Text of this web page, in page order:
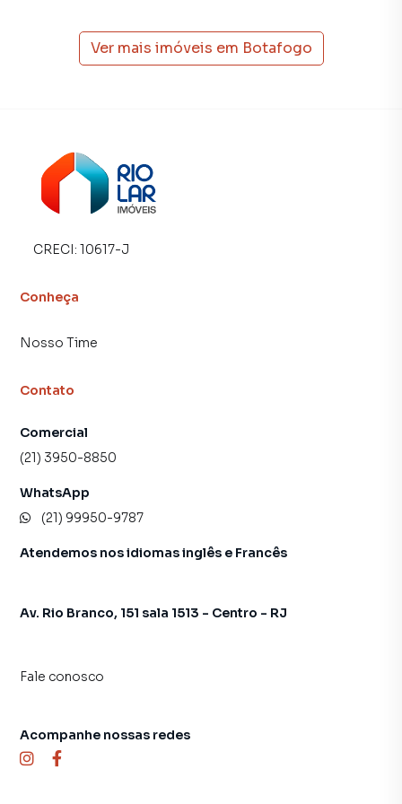
Ver mais imóveis em Botafogo
CRECI: 10617-J
Conheça
Nosso Time
Contato
Comercial
(21) 3950-8850
WhatsApp
(21) 99950-9787
Atendemos nos idiomas inglês e Francês
Av. Rio Branco, 151 sala 1513 - Centro - RJ
Fale conosco
Acompanhe nossas redes